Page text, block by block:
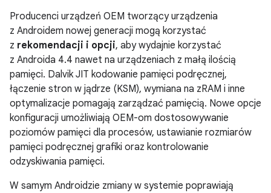
Producenci urządzeń OEM tworzący urządzenia
z Androidem nowej generacji mogą korzystać
z rekomendacji i opcji, aby wydajnie korzystać
z Androida 4.4 nawet na urządzeniach z małą ilością
pamięci. Dalvik JIT kodowanie pamięci podręcznej,
łączenie stron w jądrze (KSM), wymiana na zRAM i inne
optymalizacje pomagają zarządzać pamięcią. Nowe opcje
konfiguracji umożliwiają OEM-om dostosowywanie
poziomów pamięci dla procesów, ustawianie rozmiarów
pamięci podręcznej grafiki oraz kontrolowanie
odzyskiwania pamięci.
W samym Androidzie zmiany w systemie poprawiają